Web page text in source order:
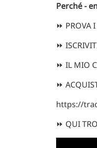
Perché -
⏩
⏩
⏩ IL MIO
⏩
https://
⏩ QUI